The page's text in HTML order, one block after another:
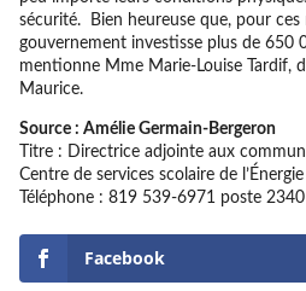
sécurité. Bien heureuse que, pour ces
gouvernement investisse plus de 650
mentionne Mme Marie-Louise Tardif,
Maurice.
Source : Amélie Germain-Bergeron
Titre : Directrice adjointe aux
Centre de services scolaire de l’Énergie
Téléphone : 819 539-6971 poste 2340
Facebook